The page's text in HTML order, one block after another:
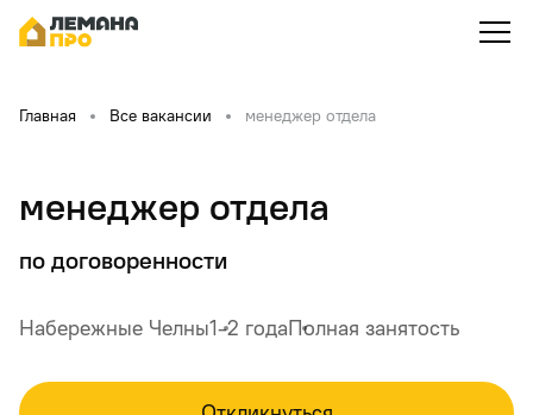
Главная Все вакансии менеджер отдела
менеджер отдела
по договоренности
Набережные Челны1-2 годаПолная занятость